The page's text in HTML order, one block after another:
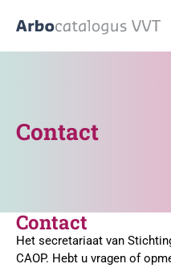
Contact
Contact
Het secretariaat van
CAOP. Hebt u vragen of